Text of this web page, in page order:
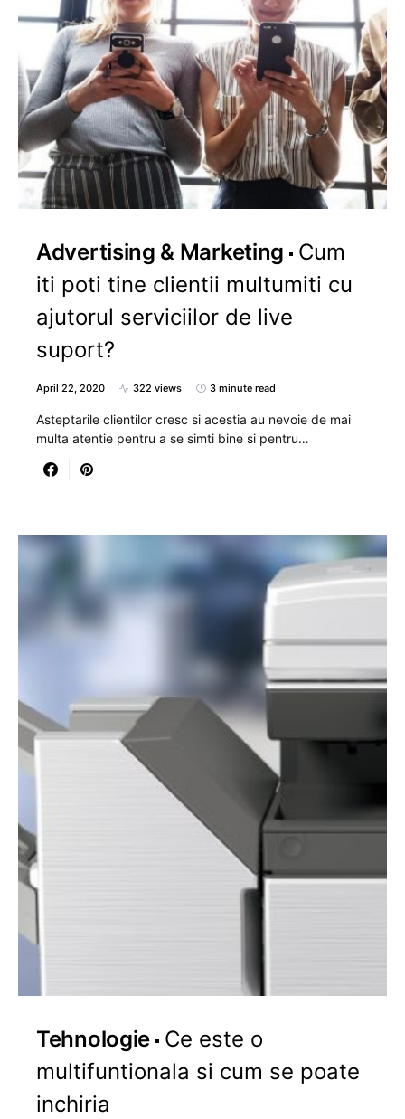
Advertising & Marketing
Cum
iti poti tine clientii multumiti cu
ajutorul serviciilor de live
suport?
April 22, 2020 322 views 3 minute read
Asteptarile clientilor cresc si acestia au nevoie de mai
multa atentie pentru a se simti bine si pentru…
Tehnologie Ce este o
multifuntionala si cum se poate
inchiria